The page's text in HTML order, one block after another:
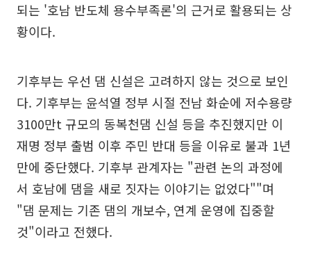
되는 '호남 반도체 용수부족론'의 근거로 활용되는 상
황이다.
기후부는 우선 댐 신설은 고려하지 않는 것으로 보인
다. 기후부는 윤석열 정부 시절 전남 화순에 저수용량
3100만t 규모의 동복천댐 신설 등을 추진했지만 이
재명 정부 출범 이후 주민 반대 등을 이유로 불과 1년
만에 중단했다. 기후부 관계자는 "관련 논의 과정에
서 호남에 댐을 새로 짓자는 이야기는 없었다""며
"댐 문제는 기존 댐의 개보수, 연계 운영에 집중할
것"이라고 전했다.